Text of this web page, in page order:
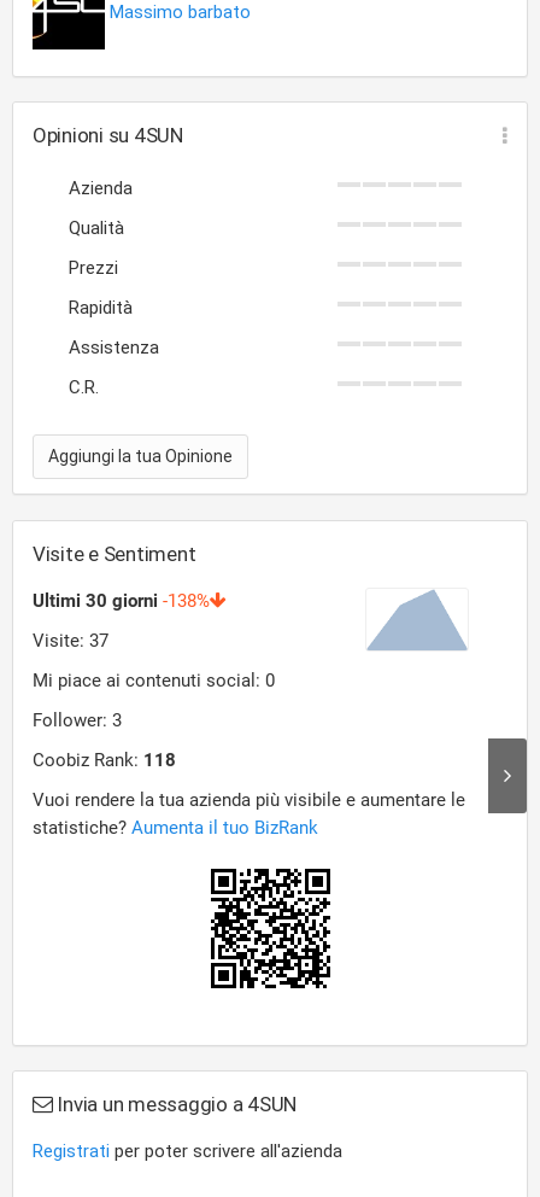
Massimo barbato
Opinioni su 4SUN
Azienda
Qualità
Prezzi
Rapidità
Assistenza
C.R.
Aggiungi la tua Opinione
Visite e Sentiment
Invia un messaggio a 4SUN
Registrati per poter scrivere all'azienda